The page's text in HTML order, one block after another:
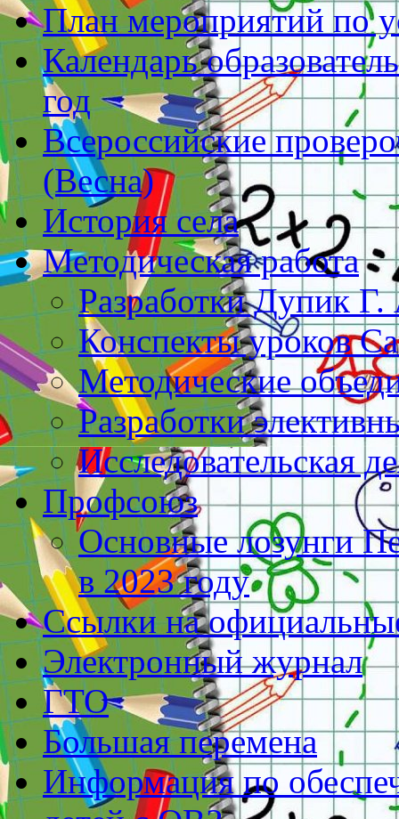
План мероприятий по
Календарь
год
Всероссийские
(Весна)
История села
Методическая работа
Разработки Дупик
Конспекты уроков
Методические
Разработки
Исследовательская
Профсоюз
Основные лозунги
в 2023 году
Ссылки на
Электронный журнал
ГТО
Большая перемена
Информация по